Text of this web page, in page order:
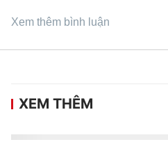
Xem thêm bình luận
XEM THÊM